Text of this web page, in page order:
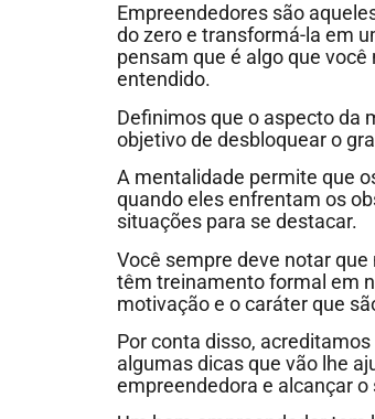
Empreendedores são
do zero e transformá-la em
pensam que é algo que
entendido.
Definimos que o aspecto da
objetivo de desbloquear o
A mentalidade permite que
quando eles enfrentam os
situações para se destacar.
Você sempre deve notar
têm treinamento formal em
motivação e o caráter que
Por conta disso,
algumas dicas que vão lhe
empreendedora e alcançar o